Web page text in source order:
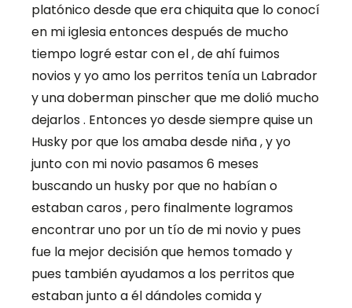
platónico desde que era chiquita que lo conocí
en mi iglesia entonces después de mucho
tiempo logré estar con el , de ahí fuimos
novios y yo amo los perritos tenía un Labrador
y una doberman pinscher que me dolió mucho
dejarlos . Entonces yo desde siempre quise un
Husky por que los amaba desde niña , y yo
junto con mi novio pasamos 6 meses
buscando un husky por que no habían o
estaban caros , pero finalmente logramos
encontrar uno por un tío de mi novio y pues
fue la mejor decisión que hemos tomado y
pues también ayudamos a los perritos que
estaban junto a él dándoles comida y